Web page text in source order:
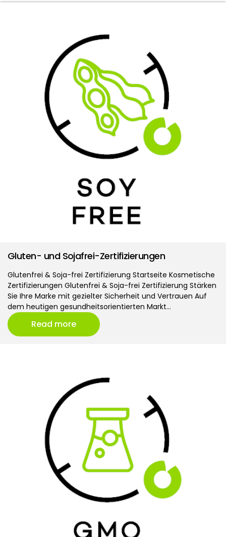
Gluten- und Sojafrei-Zertifizierungen
Glutenfrei & Soja-frei Zertifizierung Startseite Kosmetische
Zertifizierungen Glutenfrei & Soja-frei Zertifizierung Stärken
Sie Ihre Marke mit gezielter Sicherheit und Vertrauen Auf
dem heutigen gesundheitsorientierten Markt…
Read more